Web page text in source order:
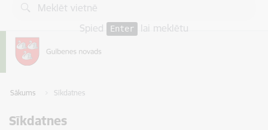
Pāriet uz lapas saturu
Spied
Enter lai meklētu
Sākums Sīkdatnes
Sīkdatnes